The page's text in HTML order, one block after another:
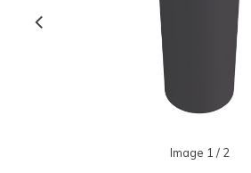
Image 1 / 2